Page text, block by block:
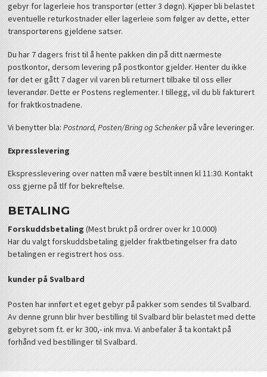
gebyr for lagerleie hos transportør (etter 3 døgn). Kjøper bli belastet
eventuelle returkostnader eller lagerleie som følger av dette, etter
transportørens gjeldene satser.
Du har 7 dagers frist til å hente pakken din på ditt nærmeste
postkontor, dersom levering på postkontor gjelder. Henter du ikke
før det er gått 7 dager vil varen bli returnert tilbake til oss eller
leverandør. Dette er Postens reglementer. I tillegg, vil du bli fakturert
for fraktkostnadene.
Vi benytter bla:Postnord, Posten/Bring og Schenkerpå våre leveringer.
Expresslevering
Ekspresslevering over natten må være bestilt innen kl 11:30. Kontakt
oss gjerne på tlf for bekreftelse.
BETALING
Forskuddsbetaling(Mest brukt på ordrer over kr 10.000)
Har du valgt forskuddsbetaling gjelder fraktbetingelser fra dato
betalingen er registrert hos oss.
kunder på Svalbard
Posten har innført et eget gebyr på pakker som sendes til Svalbard.
Av denne grunn blir hver bestilling til Svalbard blir belastet med dette
gebyret som f.t. er kr 300,- ink mva. Vi anbefaler å ta kontakt på
forhånd ved bestillinger til Svalbard.